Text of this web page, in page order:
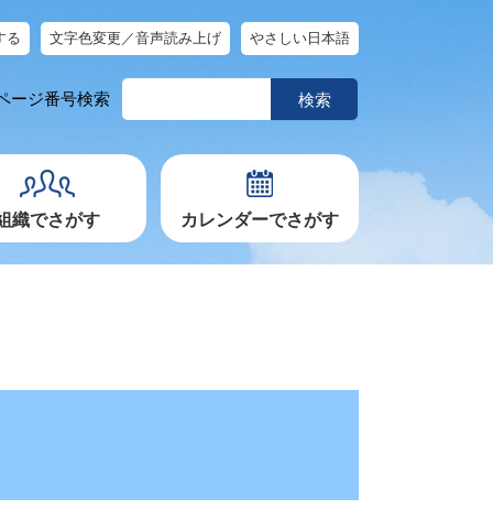
る 文字色変更／音声読み上げ やさしい日本語
ージ番号検索
ペ
ジ
号
織でさがす カレンダーでさがす